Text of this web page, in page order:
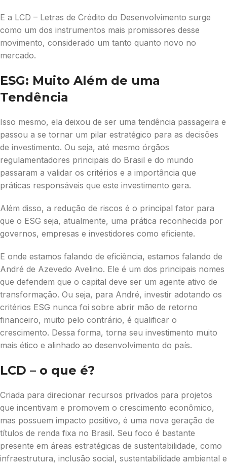
E a LCD – Letras de Crédito do Desenvolvimento surge
como um dos instrumentos mais promissores desse
movimento, considerado um tanto quanto novo no
mercado.
ESG: Muito Além de uma
Tendência
Isso mesmo, ela deixou de ser uma tendência passageira e
passou a se tornar um pilar estratégico para as decisões
de investimento. Ou seja, até mesmo órgãos
regulamentadores principais do Brasil e do mundo
passaram a validar os critérios e a importância que
práticas responsáveis que este investimento gera.
Além disso, a redução de riscos é o principal fator para
que o ESG seja, atualmente, uma prática reconhecida por
governos, empresas e investidores como eficiente.
E onde estamos falando de eficiência, estamos falando de
André de Azevedo Avelino. Ele é um dos principais nomes
que defendem que o capital deve ser um agente ativo de
transformação. Ou seja, para André, investir adotando os
critérios ESG nunca foi sobre abrir mão de retorno
financeiro, muito pelo contrário, é qualificar o
crescimento. Dessa forma, torna seu investimento muito
mais ético e alinhado ao desenvolvimento do país.
LCD – o que é?
Criada para direcionar recursos privados para projetos
que incentivam e promovem o crescimento econômico,
mas possuem impacto positivo, é uma nova geração de
títulos de renda fixa no Brasil. Seu foco é bastante
presente em áreas estratégicas de sustentabilidade, como
infraestrutura, inclusão social, sustentabilidade ambiental e